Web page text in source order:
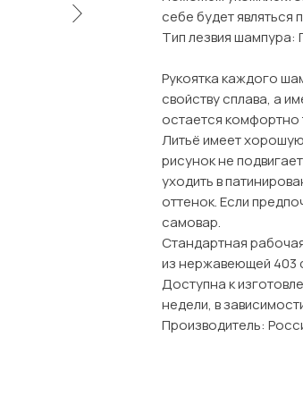
себе будет являться
Тип лезвия
Рукоятка каждого
свойству сплава, а
остается комфортно
Литьё имеет
рисунок не
уходить в
оттенок. Если
самовар.
Стандартная
из нержавеющей 403
Доступна к
недели, в
Производитель: